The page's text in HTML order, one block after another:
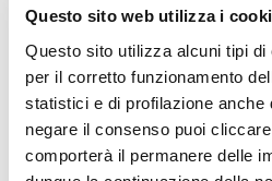
Questo sito web utilizza i
Questo sito utilizza alcuni tipi
per il corretto funzionamento
statistici e di profilazione anche
negare il consenso puoi
comporterà il permanere delle
jedoch, dass bei zukünftigen
Verified buyer
3 days ago